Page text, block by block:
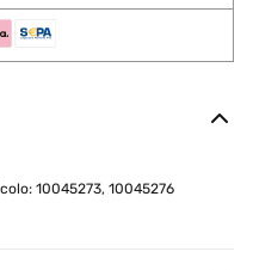
10045273, 10045276